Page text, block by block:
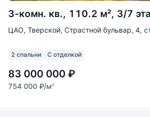
3-комн. кв., 110.2 м², 3/7
ЦАО, Тверской, Страстной бульвар, 4,
2 спальни С отделкой
83 000 000 ₽
754 000 ₽/м2